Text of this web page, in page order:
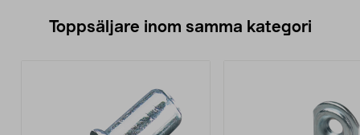
Toppsäljare inom samma kategori